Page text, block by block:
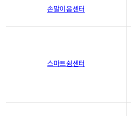
손말이음센터
스마트쉼센터